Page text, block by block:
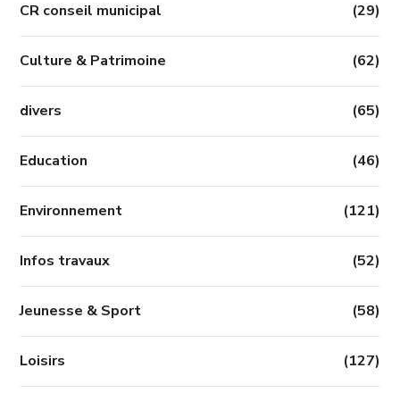
CR conseil municipal (29)
Culture & Patrimoine (62)
divers (65)
Education (46)
Environnement (121)
Infos travaux (52)
Jeunesse & Sport (58)
Loisirs (127)